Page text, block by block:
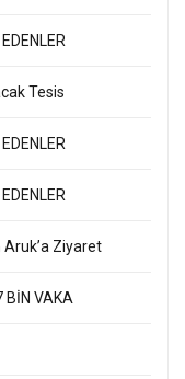
Tesis
Ziyaret
BİN VAKA